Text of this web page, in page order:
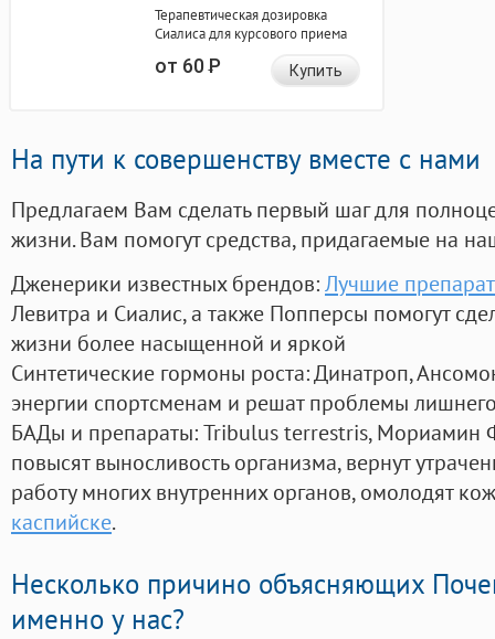
Терапевтическая дозировка
Сиалиса для курсового приема
от 60Р Купить
На пути к совершенству вместе с нами
Предлагаем Вам сделать первый шаг для
жизни. Вам помогут средства, придагаемые на
Дженерики известных брендов:Лучшие
Левитра и Сиалис, а также Попперсы помогут
жизни более насыщенной и яркой
Синтетические гормоны роста: Динатроп,
энергии спортсменам и решат проблемы
БАДы и препараты:Tribulus terrestris, Мориамин
повысят выносливость организма, вернут
работу многих внутренних органов, омолодят
каспийске.
Несколько причино объясняющих
именно у нас?